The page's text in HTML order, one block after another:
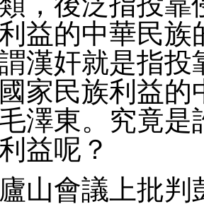
益的中華民族
漢奸就是指投
家民族利益的
澤東。究竟是
益呢？
山會議上批判